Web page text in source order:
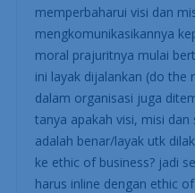
memperbaharui visi dan
mengkomunikasikannya
moral prajuritnya mulai
ini layak dijalankan (do the
dalam organisasi juga
tanya apakah visi, misi
adalah benar/layak utk
ke ethic of business? jadi
harus inline dengan ethic